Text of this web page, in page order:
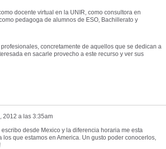
docente virtual en la UNIR, como consultora en
pedagoga de alumnos de ESO, Bachillerato y
concretamente de aquellos que se dedican a
en sacarle provecho a este recurso y ver sus
2012 a las 3:35am
desde Mexico y la diferencia horaria me esta
que estamos en America. Un gusto poder conocerlos,